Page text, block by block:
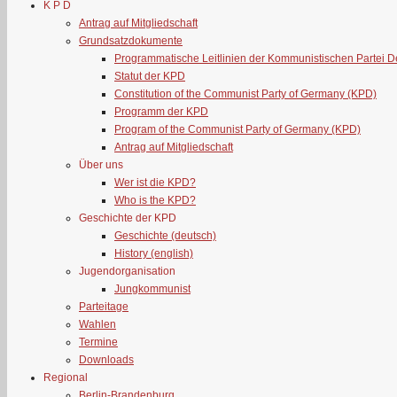
K P D
Antrag auf Mitgliedschaft
Grundsatzdokumente
Programmatische Leitlinien der Kommunistischen Partei
Statut der KPD
Constitution of the Communist Party of Germany (KPD)
Programm der KPD
Program of the Communist Party of Germany (KPD)
Antrag auf Mitgliedschaft
Über uns
Wer ist die KPD?
Who is the KPD?
Geschichte der KPD
Geschichte (deutsch)
History (english)
Jugendorganisation
Jungkommunist
Parteitage
Wahlen
Termine
Downloads
Regional